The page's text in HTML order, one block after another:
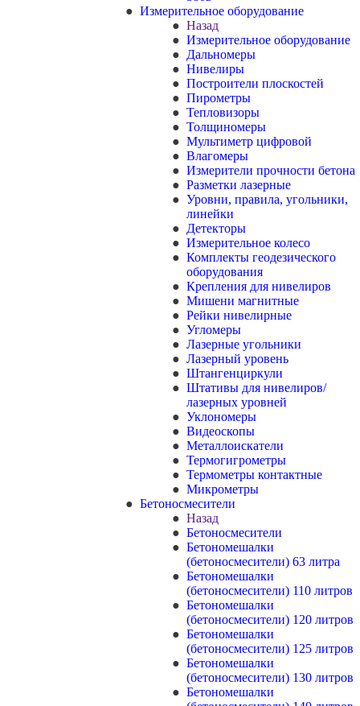
Измерительное оборудование
Назад
Измерительное оборудование
Дальномеры
Нивелиры
Построители плоскостей
Пирометры
Тепловизоры
Толщиномеры
Мультиметр цифровой
Влагомеры
Измерители прочности бетона
Разметки лазерные
Уровни, правила, угольники,
линейки
Детекторы
Измерительное колесо
Комплекты геодезического
оборудования
Крепления для нивелиров
Мишени магнитные
Рейки нивелирные
Угломеры
Лазерные угольники
Лазерный уровень
Штангенциркули
Штативы для нивелиров/
лазерных уровней
Уклономеры
Видеоскопы
Металлоискатели
Термогигрометры
Термометры контактные
Микрометры
Бетоносмесители
Назад
Бетоносмесители
Бетономешалки
(бетоносмесители) 63 литра
Бетономешалки
(бетоносмесители) 110 литров
Бетономешалки
(бетоносмесители) 120 литров
Бетономешалки
(бетоносмесители) 125 литров
Бетономешалки
(бетоносмесители) 130 литров
Бетономешалки